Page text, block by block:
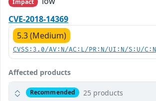
CVE-2018-14369
5.3 (Medium)
CVSS:3.0/AV:N/AC:L/PR:N/UI:N/S:U/
Affected products
Recommended 25 products